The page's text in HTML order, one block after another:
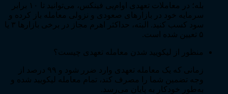
بله؛ در معاملات تعهدی او‌ام‌پی فینکس، می‌توانید تا ۱۰ برابر
سرمایه خود در بازارهای صعودی و نزولی معامله باز کرده و
سود کسب کنید. البته، حداکثر اهرم مجاز در برخی بازارها ۳ یا
۵ تعیین شده است.
منظور از لیکویید شدن معامله تعهدی چیست؟
زمانی که یک معامله تعهدی وارد ضرر شود و ۹۹ درصد از
وجه تضمین شما را مصرف کند، تمام معامله لیکویید شده و
به‌طور خودکار به پایان می‌رسد.